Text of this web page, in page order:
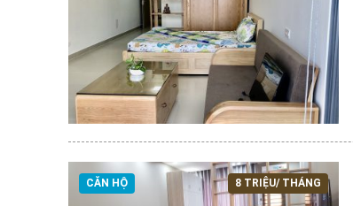
CĂN HỘ 8 TRIỆU/ THÁNG